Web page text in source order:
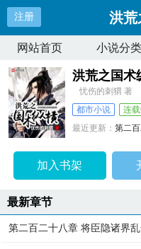
注册 洪荒
网站首页 小说分类
洪荒之国术
忧伤的刺猬 著
都市小说
连
最近更新：第二
加入书架
最新章节
第二百二十八章 将臣隐诸界